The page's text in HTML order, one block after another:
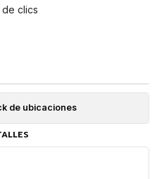
clics
de ubicaciones